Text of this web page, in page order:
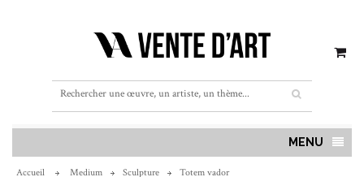
MENU
Accueil Medium Sculpture Totem vador